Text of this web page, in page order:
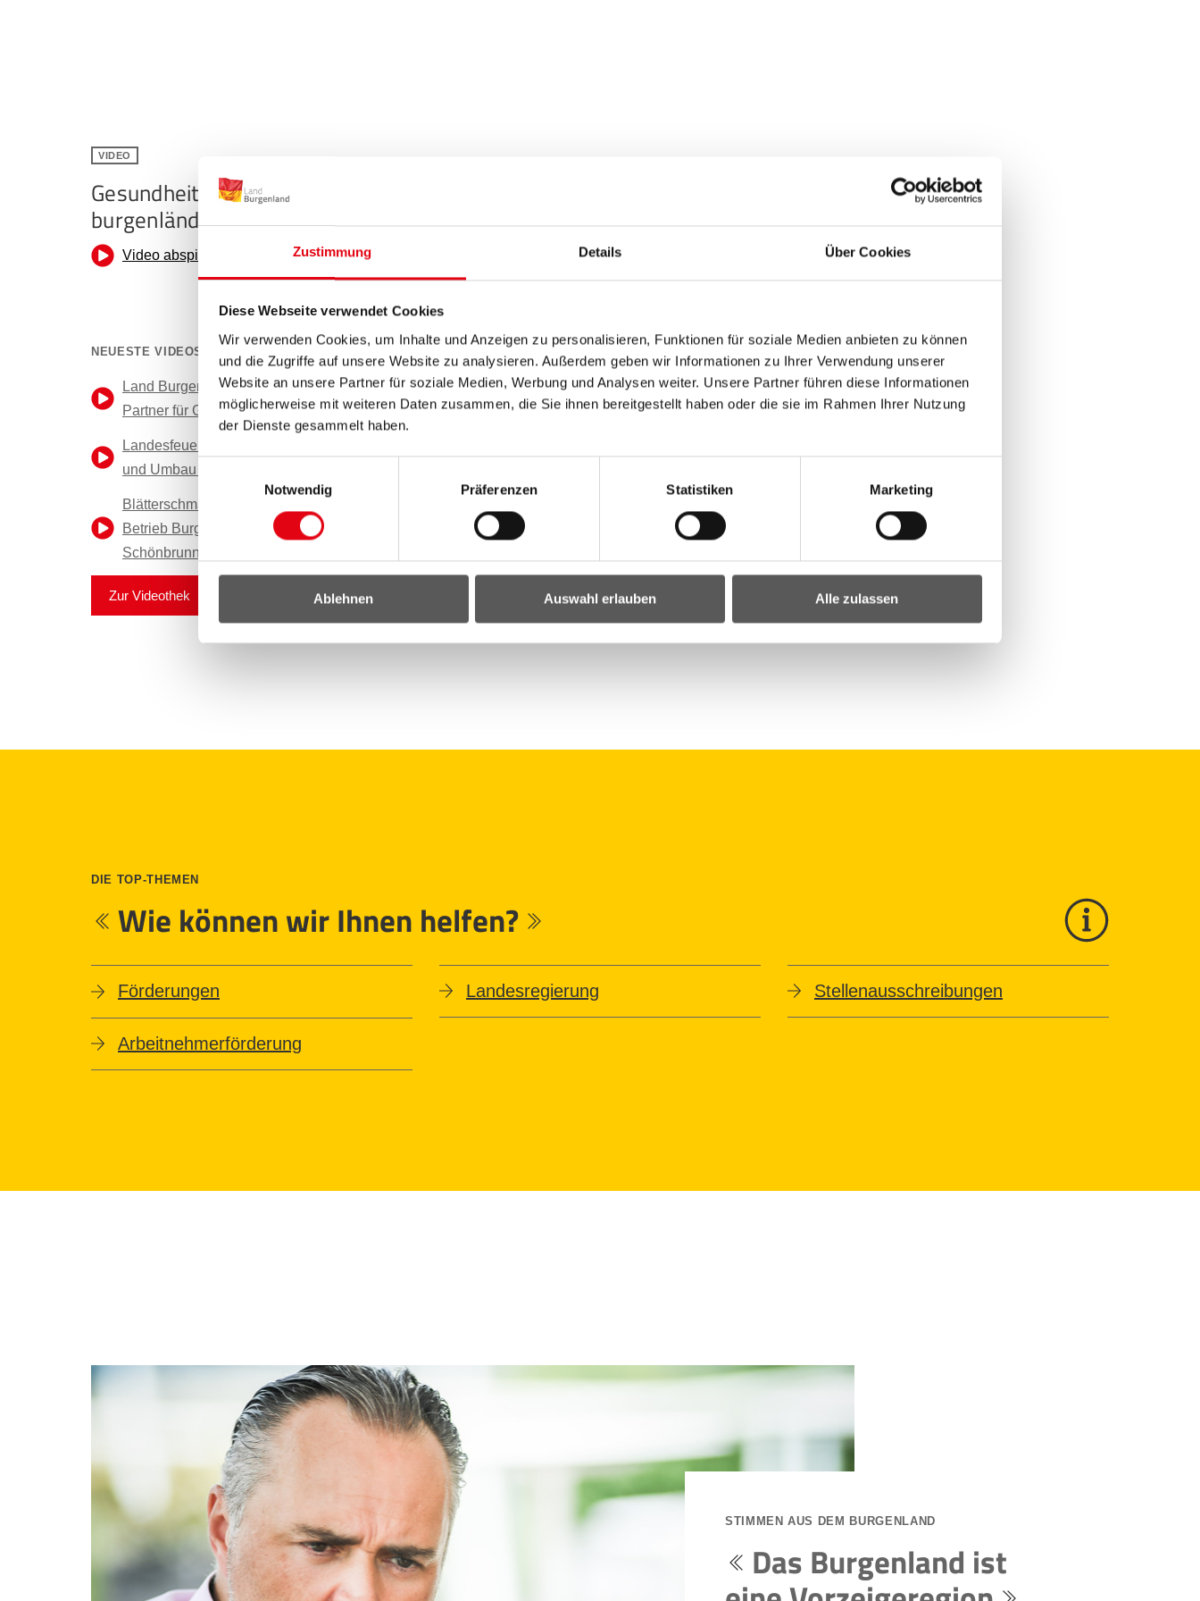
Zustimmung Details Über Cookies
Diese Webseite verwendet Cookies
Wir verwenden Cookies, um Inhalte und Anzeigen zu personalisieren, Funktionen für soziale Medien anbieten zu können
und die Zugriffe auf unsere Website zu analysieren. Außerdem geben wir Informationen zu Ihrer Verwendung unserer
Website an unsere Partner für soziale Medien, Werbung und Analysen weiter. Unsere Partner führen diese Informationen
möglicherweise mit weiteren Daten zusammen, die Sie ihnen bereitgestellt haben oder die sie im Rahmen Ihrer Nutzung
der Dienste gesammelt haben.
Notwendig
Präferenzen Statistiken Marketing
Ablehnen Auswahl erlauben Alle zulassen
VIDEO
Gesundheitsstudie bestätigt
burgenländischen Weg
NEUESTE VIDEOS
Land Burgenland als Stütze und stärkender
Partner für Gemeinden
Landesfeuerwehrkommando Burgenland - Neu-
und Umbau präsentiert
Blätterschmaus aus dem Burgenland - Bau und
Betrieb Burgenland beliefert Tiergarten
Schönbrunn
Zur Videothek
DIE TOP-THEMEN
Wie können wir Ihnen helfen?
Förderungen Landesregierung Stellenausschreibungen
Arbeitnehmerförderung
STIMMEN AUS DEM BURGENLAND
Das Burgenland ist